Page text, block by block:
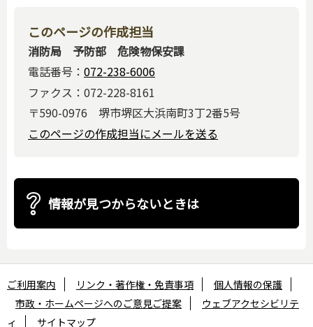
このページの作成担当
消防局 予防部 危険物保安課
電話番号： 072-238-6006
ファクス：072-228-8161
〒590-0976 堺市堺区大浜南町3丁2番5号
このページの作成担当にメールを送る
情報が見つからないときは
ご利用案内 リンク・著作権・免責事項
個人情報の保護
市政・ホームページへのご意見ご提案
ウェブアクセシビリテ
ィ
サイトマップ